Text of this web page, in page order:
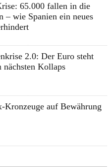
65.000 fallen in die
– wie Spanien ein neues
2.0: Der Euro steht
nächsten Kollaps
Kronzeuge auf Bewährung